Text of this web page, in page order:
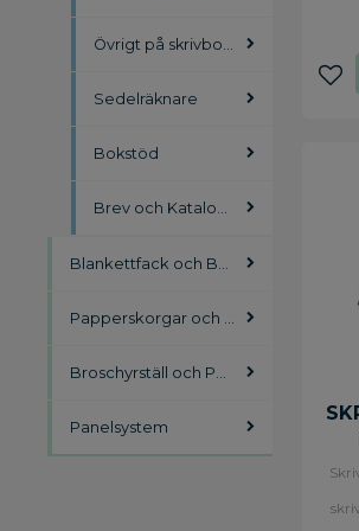
Övrigt på skrivbordet
Sedelräknare
Bokstöd
Brev och Katalogställ
Blankettfack och Boxar
Papperskorgar och Tunnor
Broschyrställ och Postfack
Panelsystem